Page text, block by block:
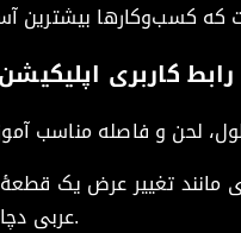
رابط کاربری
تغییر عرض یک قطعهٔ
عربی دچار شکست شود.